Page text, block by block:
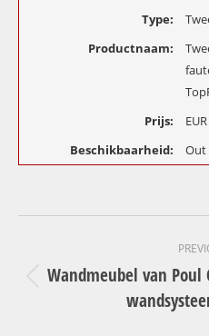
Type:
Productnaam:
Prijs:
EUR
Beschikbaarheid:
Out
navigation
Wandmeubel van Poul